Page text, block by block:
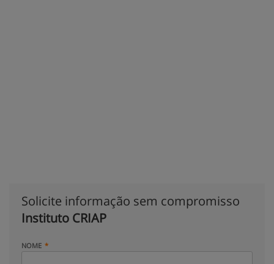
Solicite informação sem compromisso
Instituto CRIAP
NOME